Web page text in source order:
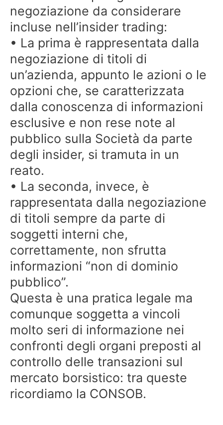
negoziazione da considerare
incluse nell’insider trading:
• La prima è rappresentata dalla
negoziazione di titoli di
un’azienda, appunto le azioni o le
opzioni che, se caratterizzata
dalla conoscenza di informazioni
esclusive e non rese note al
pubblico sulla Società da parte
degli insider, si tramuta in un
reato.
• La seconda, invece, è
rappresentata dalla negoziazione
di titoli sempre da parte di
soggetti interni che,
correttamente, non sfrutta
informazioni “non di dominio
pubblico”.
Questa è una pratica legale ma
comunque soggetta a vincoli
molto seri di informazione nei
confronti degli organi preposti al
controllo delle transazioni sul
mercato borsistico: tra queste
ricordiamo la CONSOB.